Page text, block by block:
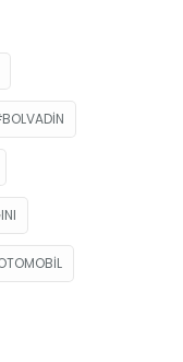
BOLVADIN